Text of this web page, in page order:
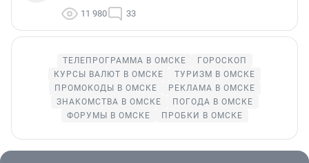
11 980 33
ТЕЛЕПРОГРАММА В ОМСКЕ
ГОРОСКОП
КУРСЫ ВАЛЮТ В ОМСКЕ
ТУРИЗМ В ОМСКЕ
ПРОМОКОДЫ В ОМСКЕ
РЕКЛАМА В ОМСКЕ
ЗНАКОМСТВА В ОМСКЕ
ПОГОДА В ОМСКЕ
ФОРУМЫ В ОМСКЕ
ПРОБКИ В ОМСКЕ